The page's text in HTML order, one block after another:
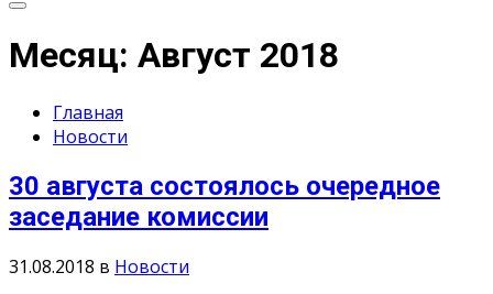
Месяц: Август 2018
Главная
Новости
30 августа состоялось очередное
заседание комиссии
31.08.2018 в Новости